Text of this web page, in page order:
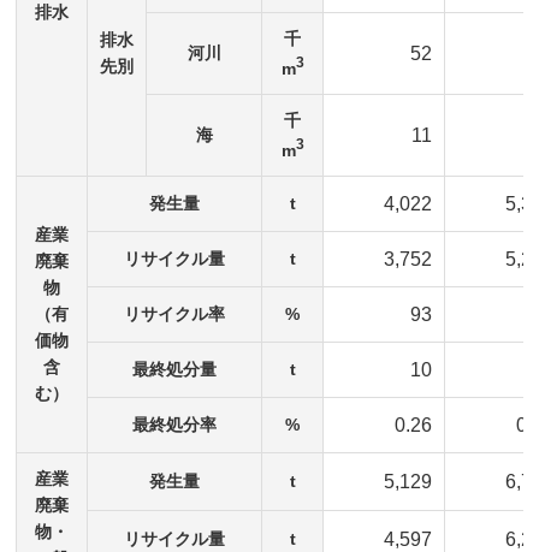
排水
排水
先別
河川
千
m3 52
海
千
m3 11
産業
廃棄
物
（有
価物
含
む）
発生量 t 4,022
リサイクル量 t 3,752
リサイクル率 % 93
最終処分量 t 10
最終処分率 % 0.26
産業
廃棄
物・
発生量 t 5,129
リサイクル量 t 4,597